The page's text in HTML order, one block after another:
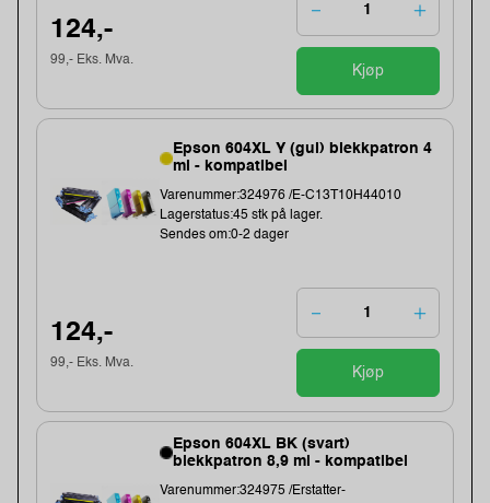
124,-
99,- Eks. Mva.
Kjøp
Epson 604XL Y (gul) blekkpatron 4
ml - kompatibel
Varenummer:324976 /E-C13T10H44010
Lagerstatus:45 stk på lager.
Sendes om:0-2 dager
124,-
99,- Eks. Mva.
Kjøp
Epson 604XL BK (svart)
blekkpatron 8,9 ml - kompatibel
Varenummer:324975 /Erstatter-